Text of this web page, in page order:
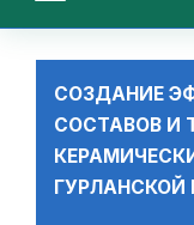
СОЗДАНИЕ
СОСТАВОВ И
ГУРЛАНСКОЙ